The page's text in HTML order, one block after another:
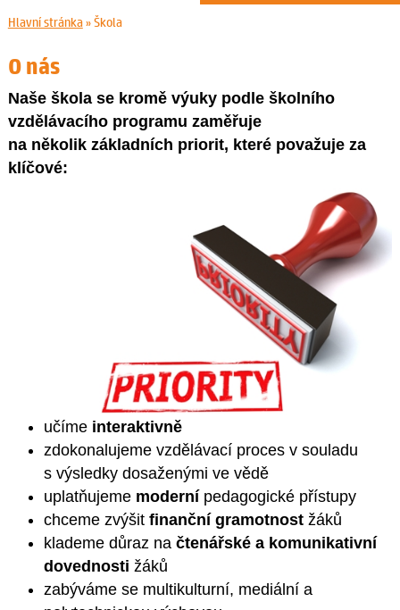
Hlavní stránka»Škola
O nás
Naše škola se kromě výuky podle školního
vzdělávacího programu zaměřuje
na několik základních priorit, které považuje za
klíčové:
učíme interaktivně
zdokonalujeme vzdělávací proces v souladu
s výsledky dosaženými ve vědě
uplatňujeme modernípedagogické přístupy
chceme zvýšit finanční gramotnostžáků
klademe důraz na čtenářské a komunikativní
dovednosti žáků
zabýváme se multikulturní, mediální a